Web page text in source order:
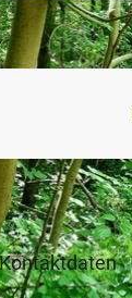
Kontaktdaten